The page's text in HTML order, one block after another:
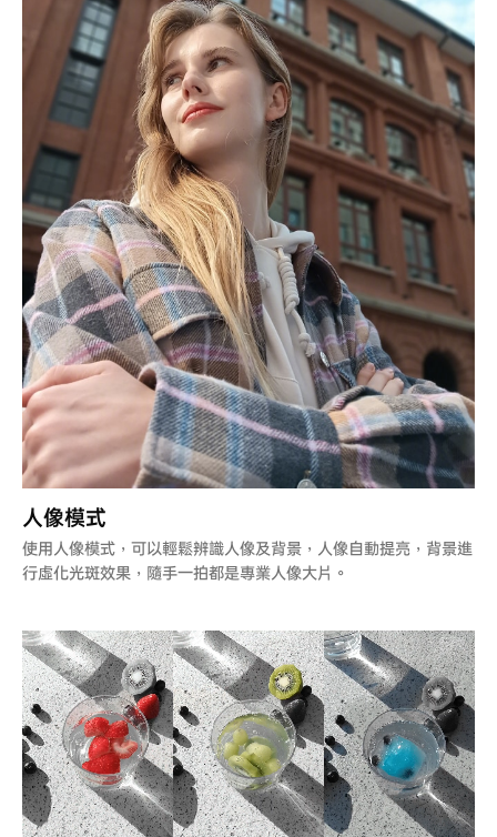
人像模式
使用人像模式，可以輕鬆辨識人像及背景，人像自動提亮，背景進
行虛化光斑效果，隨手一拍都是專業人像大片。